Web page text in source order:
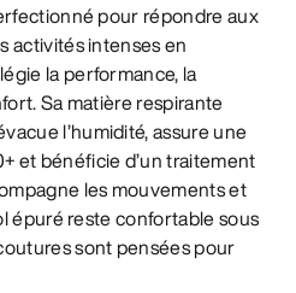
pour répondre aux
activités intenses en
la performance, la
Sa matière respirante
l’humidité, assure une
et bénéficie d’un traitement
les mouvements et
épuré reste confortable sous
sont pensées pour